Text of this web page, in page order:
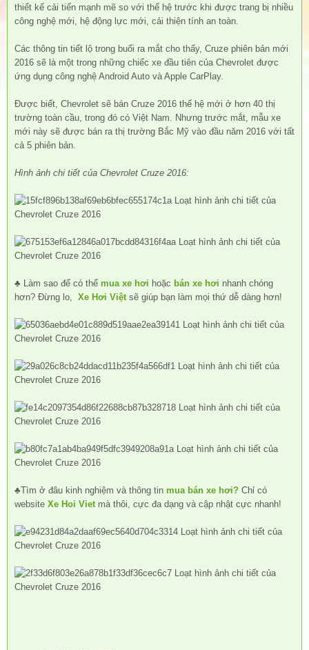
thiết kế cải tiến mạnh mẽ so với thế hệ trước khi được trang bị nhiều
công nghệ mới, hệ động lực mới, cải thiện tính an toàn.
Các thông tin tiết lộ trong buổi ra mắt cho thấy, Cruze phiên bản mới
2016 sẽ là một trong những chiếc xe đầu tiên của Chevrolet được
ứng dụng công nghệ Android Auto và Apple CarPlay.
Được biết, Chevrolet sẽ bán Cruze 2016 thế hệ mới ở hơn 40 thị
trường toàn cầu, trong đó có Việt Nam. Nhưng trước mắt, mẫu xe
mới này sẽ được bán ra thị trường Bắc Mỹ vào đầu năm 2016 với tất
cả 5 phiên bản.
Hình ảnh chi tiết của Chevrolet Cruze 2016:
♣ Làm sao để có thể mua xe hơi hoặc bán xe hơi nhanh chóng
hơn? Đừng lo, Xe Hơi Việtsẽ giúp bạn làm mọi thứ dễ dàng hơn!
♣Tìm ở đâu kinh nghiệm và thông tin mua bán xe hơi? Chỉ có
website Xe Hoi Vietmà thôi, cực đa dạng và cập nhật cực nhanh!